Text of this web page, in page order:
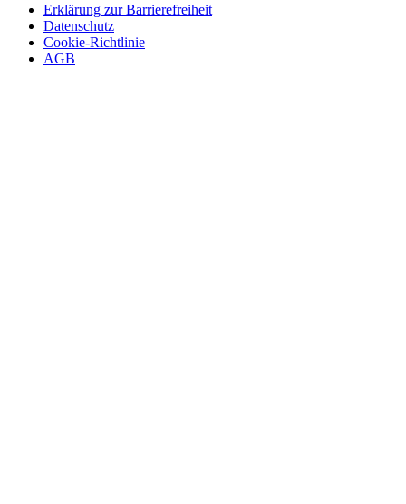
Erklärung zur Barrierefreiheit
Datenschutz
Cookie-Richtlinie
AGB